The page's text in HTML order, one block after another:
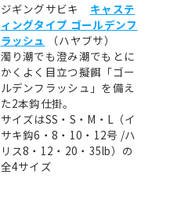
ジギングサビキ キャステ
ィングタイプ ゴールデンフ
ラッシュ
（ハヤブサ）
濁り潮でも澄み潮でもとに
かくよく目立つ擬餌「ゴー
ルデンフラッシュ」を備え
た2本鈎仕掛。
サイズはSS・S・M・L（イ
サキ鈎6・8・10・12号 /ハ
リス8・12・20・35lb）の
全4サイズ